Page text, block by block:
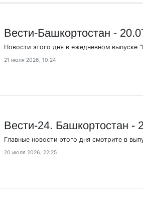
Вести-Башкортостан -
Новости этого дня в ежедневном выпуске
21 июля 2026, 10:24
Вести-24. Башкортостан -
Главные новости этого дня смотрите в
20 июля 2026, 22:25